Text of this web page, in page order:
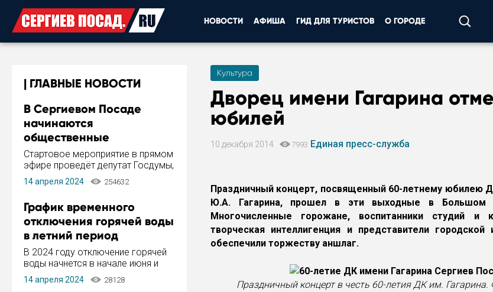
НОВОСТИ АФИША ГИД ДЛЯ ТУРИСТОВ О ГОРОДЕ
ГЛАВНЫЕ НОВОСТИ
В Сергиевом Посаде
начинаются
общественные
обсуждения Стратегии
развития города
Стартовое мероприятие в прямом
эфире проведёт депутат Госдумы,
инициатор и автор Концепции
развития Сергиева Посада и
Пахомов.
14 апреля 2024 254632
График временного
отключения горячей воды
в летний период
В 2024 году отключение горячей
воды начнется в начале июня и
завершится в конце августа.
Период отключения составит не
14 апреля 2024 28128
Культура
Дворец имени Гагарина
юбилей
10 декабря 2014 7993 Единая пресс-служба
Праздничный концерт, посвященный 60-летнему юбилею
Ю.А. Гагарина, прошел в эти выходные в Большом
Многочисленные горожане, воспитанники студий и
творческая интеллигенция и представители городской
обеспечили торжеству аншлаг.
Праздничный концерт в честь 60-летия ДК им. Гагарина.